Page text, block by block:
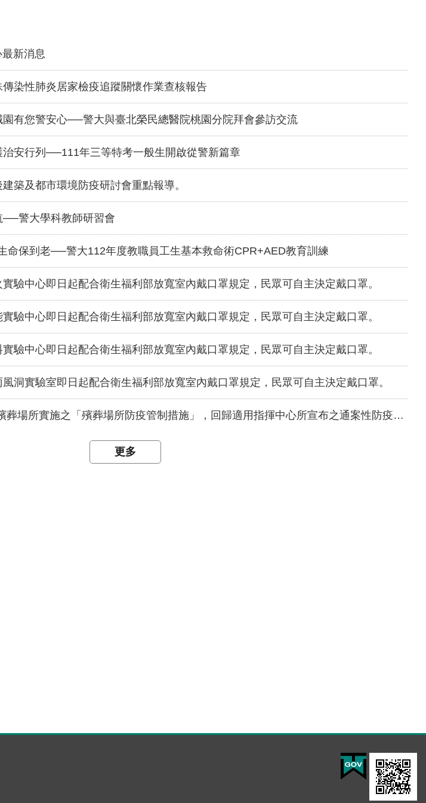
新消息
染性肺炎居家檢疫追蹤關懷作業查核報告
有您警安心──警大與臺北榮民總醫院桃園分院拜會參訪交流
安行列──111年三等特考一般生開啟從警新篇章
築及都市環境防疫研討會重點報導。
警大學科教師研習會
命保到老──警大112年度教職員工生基本救命術CPR+AED教育訓練
驗中心即日起配合衛生福利部放寬室內戴口罩規定，民眾可自主決定戴口罩。
驗中心即日起配合衛生福利部放寬室內戴口罩規定，民眾可自主決定戴口罩。
驗中心即日起配合衛生福利部放寬室內戴口罩規定，民眾可自主決定戴口罩。
洞實驗室即日起配合衛生福利部放寬室內戴口罩規定，民眾可自主決定戴口罩。
實施之「殯葬場所防疫管制措施」，回歸適用指揮中心所宣布之通案性防疫規定，自同日起停止適用。
更多